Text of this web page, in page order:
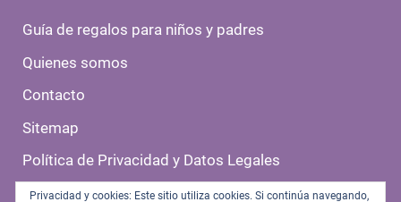
Privacidad y cookies: Este sitio utiliza cookies. Si continúa navegando,
Guía de regalos para niños y padres
Quienes somos
Contacto
Sitemap
Política de Privacidad y Datos Legales
Politica de Cookies